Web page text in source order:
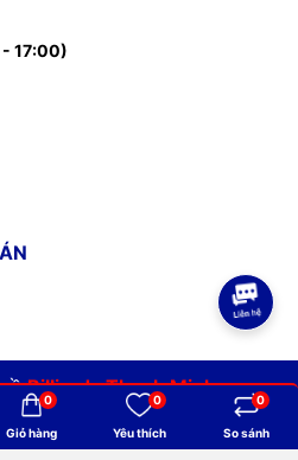
- 17:00)
vềBilliards Thanh Minh.
bởi
Giỏ hàng
0
Yêu thích
0
So sánh
0